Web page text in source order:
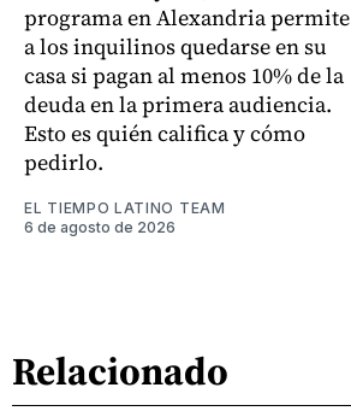
programa en Alexandria permite
a los inquilinos quedarse en su
casa si pagan al menos 10% de la
deuda en la primera audiencia.
Esto es quién califica y cómo
pedirlo.
EL TIEMPO LATINO TEAM
6 de agosto de 2026
Relacionado